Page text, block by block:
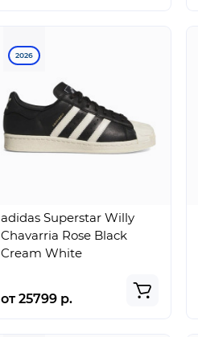
2026
adidas Superstar Willy
Chavarria Rose Black
Cream White
от 25799 р.